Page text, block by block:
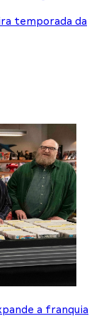
temporada da
a franquia